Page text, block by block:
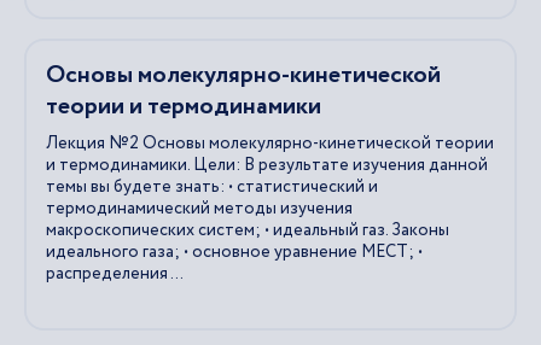
Основы молекулярно-кинетической
теории и термодинамики
Лекция №2 Основы молекулярно-кинетической теории
и термодинамики. Цели: В результате изучения данной
темы вы будете знать: • статистический и
термодинамический методы изучения
макроскопических систем; • идеальный газ. Законы
идеального газа; • основное уравнение МЕСТ; •
распределения ...